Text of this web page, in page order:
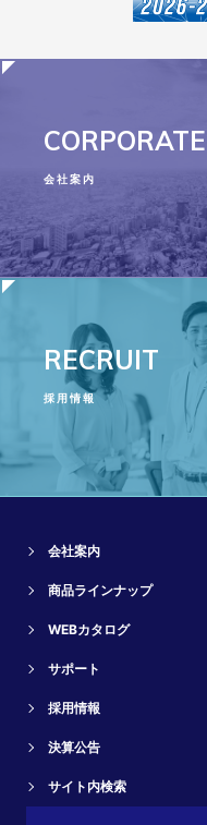
CORPORATE
会社案内
RECRUIT
採用情報
会社案内
商品ラインナップ
WEBカタログ
サポート
採用情報
決算公告
サイト内検索